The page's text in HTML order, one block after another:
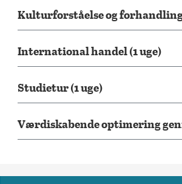
Kulturforståelse og
International handel (1 uge)
Studietur (1 uge)
Værdiskabende optimering